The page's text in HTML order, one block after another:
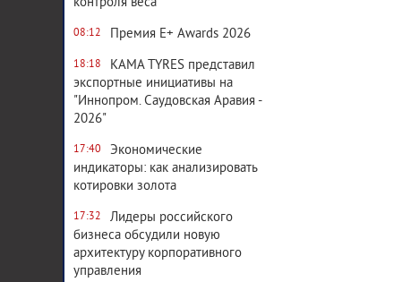
08:12 Премия E+ Awards 2026
18:18
KAMA TYRES представил
экспортные инициативы на
"Иннопром. Саудовская Аравия -
2026"
17:40
Экономические
индикаторы: как анализировать
котировки золота
17:32
Лидеры российского
бизнеса обсудили новую
архитектуру корпоративного
управления